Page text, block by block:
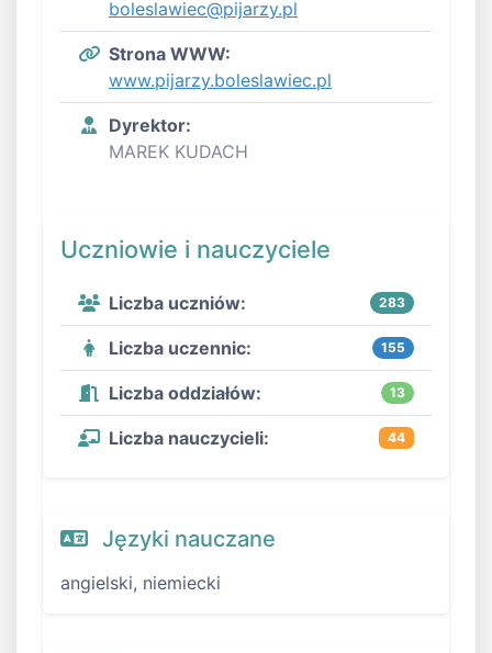
boleslawiec@pijarzy.pl
Strona WWW:
www.pijarzy.boleslawiec.pl
Dyrektor:
MAREK KUDACH
Uczniowie i nauczyciele
Liczba uczniów: 283
Liczba uczennic: 155
Liczba oddziałów: 13
Liczba nauczycieli: 44
Języki nauczane
angielski, niemiecki